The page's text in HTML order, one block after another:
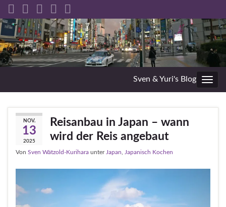
Sven & Yuri's Blog
NOV.
13
2025
Reisanbau in Japan – wann
wird der Reis angebaut
Von Sven Wätzold-Kurihara unter Japan Japanisch Kochen